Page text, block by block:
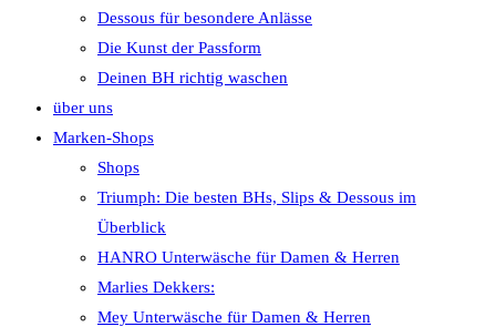
Dessous für besondere Anlässe
Die Kunst der Passform
Deinen BH richtig waschen
über uns
Marken-Shops
Shops
Triumph: Die besten BHs, Slips & Dessous im
Überblick
HANRO Unterwäsche für Damen & Herren
Marlies Dekkers:
Mey Unterwäsche für Damen & Herren